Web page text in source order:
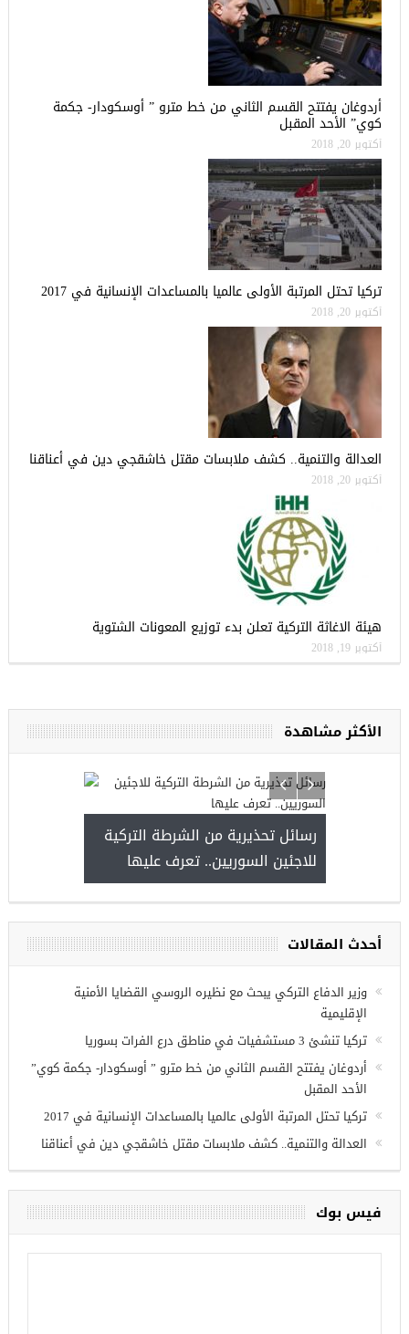
أردوغان يفتتح القسم الثاني من خط مترو ” أوسكودار- جكمة
كوي” الأحد المقبل
أكتوبر 20, 2018
تركيا تحتل المرتبة الأولى عالميا بالمساعدات الإنسانية في 2017
أكتوبر 20, 2018
العدالة والتنمية.. كشف ملابسات مقتل خاشقجي دين في أعناقنا
أكتوبر 20, 2018
هيئة الاغاثة التركية تعلن بدء توزيع المعونات الشتوية
أكتوبر 19, 2018
الأكثر مشاهدة
رسائل تحذيرية من الشرطة التركية
للاجئين السوريين.. تعرف عليها
الاولية للمنحة التركية
أحدث المقالات
وزير الدفاع التركي يبحث مع نظيره الروسي القضايا الأمنية
الإقليمية
تركيا تنشئ 3 مستشفيات في مناطق درع الفرات بسوريا
أردوغان يفتتح القسم الثاني من خط مترو ” أوسكودار- جكمة كوي”
الأحد المقبل
تركيا تحتل المرتبة الأولى عالميا بالمساعدات الإنسانية في 2017
العدالة والتنمية.. كشف ملابسات مقتل خاشقجي دين في أعناقنا
فيس بوك